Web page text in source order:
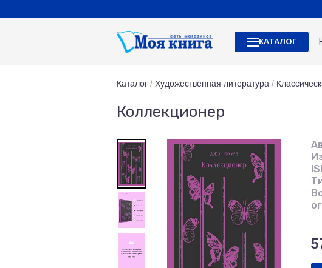
КАТАЛОГ
Каталог / Художественная литература /
Коллекционер